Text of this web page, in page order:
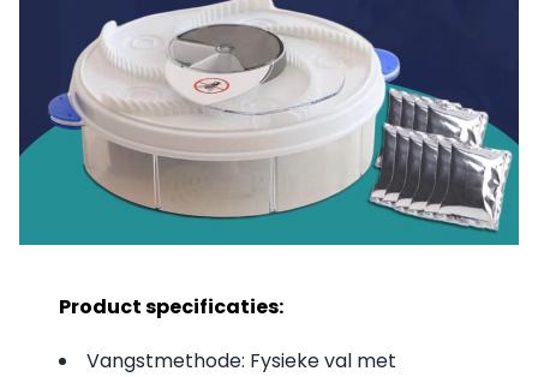
Product specificaties:
Vangstmethode: Fysieke val met